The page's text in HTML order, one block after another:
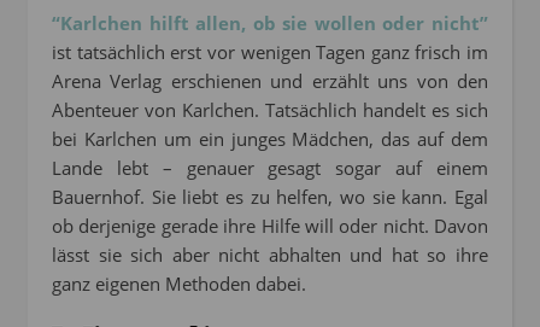
“Karlchen hilft allen, ob sie wollen oder nicht”
ist tatsächlich erst vor wenigen Tagen ganz frisch im
Arena Verlag erschienen und erzählt uns von den
Abenteuer von Karlchen. Tatsächlich handelt es sich
bei Karlchen um ein junges Mädchen, das auf dem
Lande lebt – genauer gesagt sogar auf einem
Bauernhof. Sie liebt es zu helfen, wo sie kann. Egal
ob derjenige gerade ihre Hilfe will oder nicht. Davon
lässt sie sich aber nicht abhalten und hat so ihre
ganz eigenen Methoden dabei.